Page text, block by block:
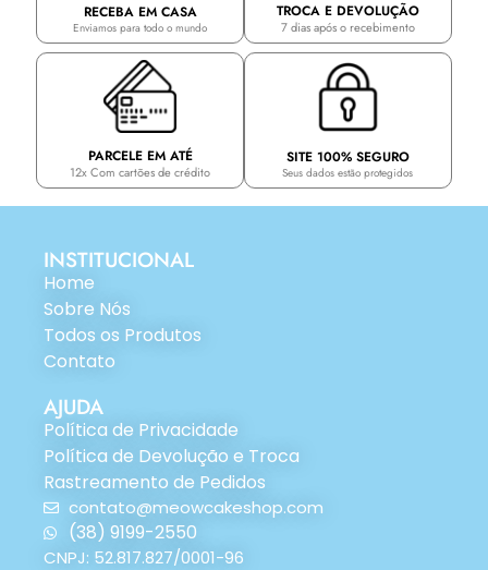
RECEBA EM CASA
Enviamos para todo o mundo
TROCA E DEVOLUÇÃO
7 dias após o recebimento
PARCELE EM ATÉ
12x Com cartões de crédito
SITE 100% SEGURO
Seus dados estão protegidos
INSTITUCIONAL
Home
Sobre Nós
Todos os Produtos
Contato
AJUDA
Política de Privacidade
Política de Devolução e Troca
Rastreamento de Pedidos
contato@meowcakeshop.com
(38) 9199-2550
CNPJ: 52.817.827/0001-96